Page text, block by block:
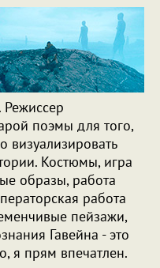
поэмы для того,
визуализировать
Костюмы, игра
образы, работа
работа
пейзажи,
Гавейна - это
я прям впечатлен.